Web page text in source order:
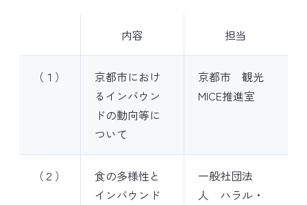
内容 担当
（１）
京都市におけ
るインバウン
ドの動向等に
ついて
京都市 観光
MICE推進室
（２）
食の多様性と
インバウンド
一般社団法
人 ハラル・